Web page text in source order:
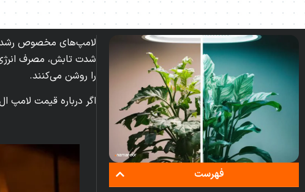
فهرست
لامپ‌های مخصوص رشد
شدت تابش، مصرف
را روشن می‌کنند.
اگر درباره قیمت لامپ